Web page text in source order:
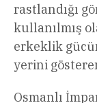
rastlandığı
kullanılmış
erkeklik
yerini
Osmanlı